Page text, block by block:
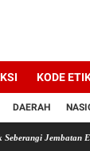
KODE
DAERAH
Emas